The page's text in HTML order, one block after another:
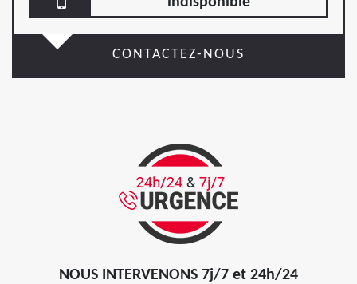
CONTACTEZ-NOUS
NOUS INTERVENONS 7j/7 et 24h/24